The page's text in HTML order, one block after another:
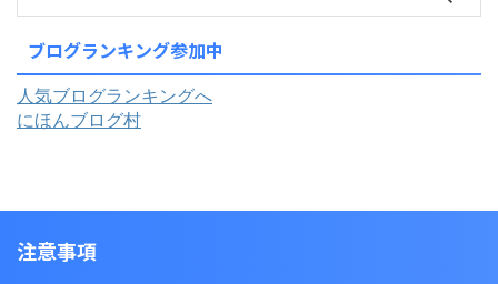
ブログランキング参加中
人気ブログランキングへ
にほんブログ村
注意事項